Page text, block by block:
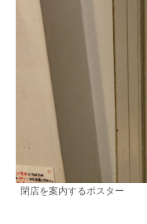
閉店を案内するポスター